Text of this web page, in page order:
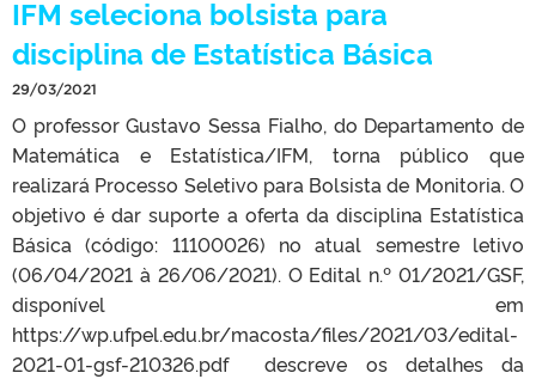
IFM seleciona bolsista para
disciplina de Estatística Básica
29/03/2021
O professor Gustavo Sessa Fialho, do Departamento de
Matemática e Estatística/IFM, torna público que
realizará Processo Seletivo para Bolsista de Monitoria. O
objetivo é dar suporte a oferta da disciplina Estatística
Básica (código: 11100026) no atual semestre letivo
(06/04/2021 à 26/06/2021). O Edital n.º 01/2021/GSF,
disponível em
https://wp.ufpel.edu.br/macosta/files/2021/03/edital-
2021-01-gsf-210326.pdf descreve os detalhes da